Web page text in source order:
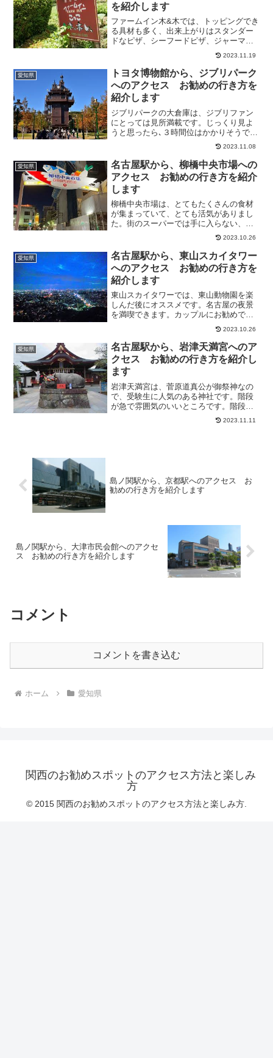
を紹介します
ファームイン木&木では、トッピングでき
る具材も多く、出来上がりはスタンダー
ドなピザ、シーフードピザ、ジャーマン
ピザ、カレーピザの4種類を作りどれも美
味しく出来ていました。体験前までは、
ピザだけで昼食足りるかな？と心配して
いましたが、どれも絶...
2023.11.19
愛知県
トヨタ博物館から、ジブリパーク
へのアクセス お勧めの行き方を
紹介します
ジブリパークの大倉庫は、ジブリファン
にとっては見所満載です。じっくり見よ
うと思ったら､３時間位はかかりそうで
す。案内所のスタッフの方々がとても親
切に教えてくれました。どんどこの森で
のサツキとメイの家では、箪笥や鏡台、
食器棚、押入れの中も見る...
2023.11.08
愛知県
名古屋駅から、柳橋中央市場への
アクセス お勧めの行き方を紹介
します
柳橋中央市場は、とてもたくさんの食材
が集まっていて、とても活気がありまし
た。街のスーパーでは手に入らない、高
品質な食材がいっぱいです。新鮮な魚介
類が市場価格で購入できて、とてもよか
ったです。そこで今回は、名古屋駅か
ら、柳橋中央市場へのアクセ...
2023.10.26
愛知県
名古屋駅から、東山スカイタワー
へのアクセス お勧めの行き方を
紹介します
東山スカイタワーでは、東山動物園を楽
しんだ後にオススメです。名古屋の夜景
を満喫できます。カップルにお勧めで
す。夜景がキレイです。動物園帰りに夜
はこちらのタワーのレストランで食事を
したり、夜景を見たり雰囲気の良い場所
です。そこで今回は、名古屋...
2023.10.26
愛知県
名古屋駅から、岩津天満宮へのア
クセス お勧めの行き方を紹介し
ます
岩津天満宮は、菅原道真公が御祭神なの
で、受験生に人気のある神社です。階段
が急で雰囲気のいいところです。階段を
登ると本殿の前の牛が出迎えてくれまし
た。しっかり撫でて、字が上手になるよ
2023.11.11
島ノ関駅から、京都駅へのアクセス お
勧めの行き方を紹介します
島ノ関駅から、大津市民会館へのアクセ
ス お勧めの行き方を紹介します
コメント
コメントを書き込む
ホーム 愛知県
関西のお勧めスポットのアクセス方法と楽しみ
方
© 2015 関西のお勧めスポットのアクセス方法と楽しみ方.